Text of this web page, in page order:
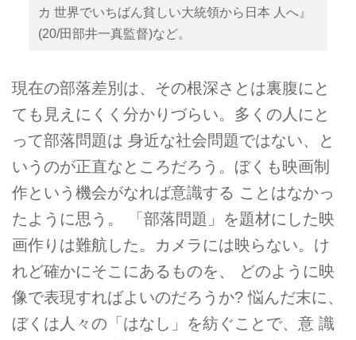
カ 世界でいちばん貧しい大統領から日本 人へ』
(20/田部井一真監督)など。
現在の部落差別は、その根深さとは裏腹にと
ても見えにくく分かりづらい。多くの人にと
って部落問題は 身近な社会問題ではない、と
いうのが正直なところだろう。ぼくも映画制
作という機会がなれば意識する ことはなかっ
たように思う。 「部落問題」を題材にした映
画作りは難航した。カメラには映らない。け
れど確かにそこにあるものを、 どのように映
像で表現すればよいのだろうか? 悩んだ末に、
ぼくは人々の「はなし」を紡ぐことで、意 識